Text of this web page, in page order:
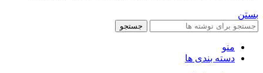
بستن
جستجو
منو
دسته بندی ها